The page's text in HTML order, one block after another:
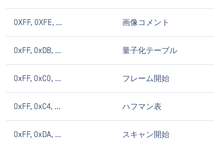
0XFF, 0XFE, ... 画像コメント
0xFF, 0xDB, ... 量子化テーブル
0xFF, 0xC0, ... フレーム開始
0xFF, 0xC4, ... ハフマン表
0xFF, 0xDA, ... スキャン開始